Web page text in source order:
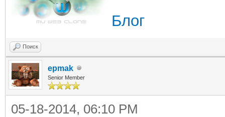
Блог
Поиск
epmak
Senior Member
05-18-2014, 06:10 PM